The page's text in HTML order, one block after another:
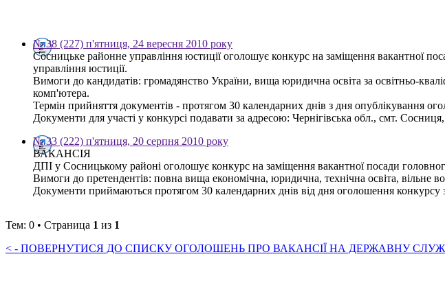
№ 38 (227) п'ятниця, 24 вересня 2010 року
Сосницьке районне управління юстиції оголошує конкурс на заміщення вакантної
управління юстиції.
Вимоги до кандидатів: громадянство України, вища юридична освіта за освітньо-
комп'ютера.
Термін прийняття документів - протягом 30 календарних днів з дня опублікування
Документи для участі у конкурсі подавати за адресою: Чернігівська обл., смт.
№ 33 (222) п'ятниця, 20 серпня 2010 року
ВАКАНСІЯ
ДПІ у Сосницькому районі оголошує конкурс на заміщення вакантної посади
Вимоги до претендентів: повна вища економічна, юридична, технічна освіта,
Документи приймаються протягом 30 календарних днів від дня оголошення конкурсу
Тем: 0 • Страница 1 из 1
< - ПОВЕРНУТИСЯ ДО СПИСКУ ОГОЛОШЕНЬ ПРО ВАКАНСІЇ НА ДЕРЖАВНУ